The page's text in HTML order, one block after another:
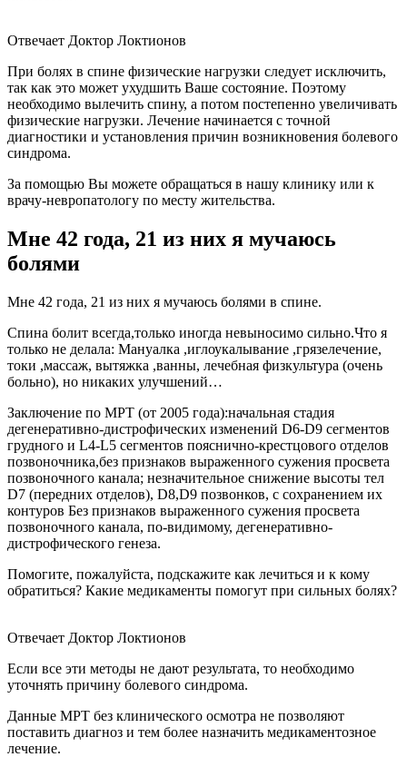
Отвечает Доктор Локтионов
При болях в спине физические нагрузки следует исключить,
так как это может ухудшить Ваше состояние. Поэтому
необходимо вылечить спину, а потом постепенно увеличивать
физические нагрузки. Лечение начинается с точной
диагностики и установления причин возникновения болевого
синдрома.
За помощью Вы можете обращаться в нашу клинику или к
врачу-невропатологу по месту жительства.
Мне 42 года, 21 из них я мучаюсь
болями
Мне 42 года, 21 из них я мучаюсь болями в спине.
Спина болит всегда,только иногда невыносимо сильно.Что я
только не делала: Мануалка ,иглоукалывание ,грязелечение,
токи ,массаж, вытяжка ,ванны, лечебная физкультура (очень
больно), но никаких улучшений…
Заключение по МРТ (от 2005 года):начальная стадия
дегенеративно-дистрофических изменений D6-D9 сегментов
грудного и L4-L5 сегментов пояснично-крестцового отделов
позвоночника,без признаков выраженного сужения просвета
позвоночного канала; незначительное снижение высоты тел
D7 (передних отделов), D8,D9 позвонков, с сохранением их
контуров Без признаков выраженного сужения просвета
позвоночного канала, по-видимому, дегенеративно-
дистрофического генеза.
Помогите, пожалуйста, подскажите как лечиться и к кому
обратиться? Какие медикаменты помогут при сильных болях?
Отвечает Доктор Локтионов
Если все эти методы не дают результата, то необходимо
уточнять причину болевого синдрома.
Данные МРТ без клинического осмотра не позволяют
поставить диагноз и тем более назначить медикаментозное
лечение.